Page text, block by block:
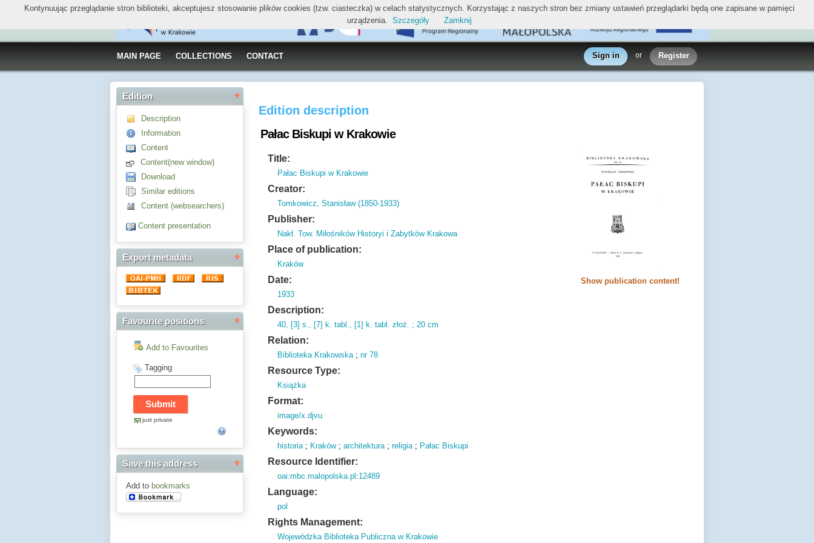
MAIN PAGE COLLECTIONS CONTACT Sign in or Register
Edition
Description
Information
Content
Content(new window)
Download
Similar editions
Content (websearchers)
Content presentation
Export metadata
Favourite positions
Add to Favourites
Tagging
just private
Save this address
Add to bookmarks
Edition description
Pałac Biskupi w Krakowie
Show publication content!
Title:
Pałac Biskupi w Krakowie
Creator:
Tomkowicz, Stanisław (1850-1933)
Publisher:
Nakł. Tow. Miłośników Historyi i Zabytków Krakowa
Place of publication:
Kraków
Date:
1933
Description:
40, [3] s., [7] k. tabl., [1] k. tabl. złoż. ; 20 cm
Relation:
Biblioteka Krakowska;nr 78
Resource Type:
Książka
Format:
image/x.djvu
Keywords:
historia; Kraków;architektura;religia; Pałac Biskupi
Resource Identifier:
oai:mbc.malopolska.pl:12489
Language:
pol
Rights Management:
Wojewódzka Biblioteka Publiczna w Krakowie
Kontynuując przeglądanie stron biblioteki, akceptujesz stosowanie plików cookies (tzw. ciasteczka) w celach statystycznych. Korzystając z naszych stron bez zmiany ustawień przeglądarki będą one zapisane w pamięci
urządzenia. Szczegóły Zamknij